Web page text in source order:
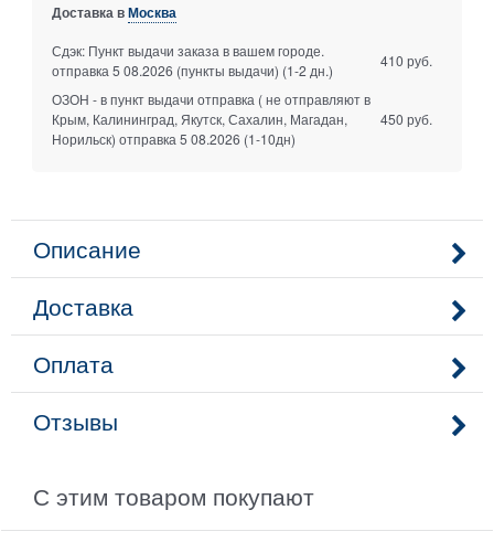
Доставка вМосква
Сдэк: Пункт выдачи заказа в вашем городе.
отправка 5 08.2026 (пункты выдачи) (1-2 дн.)
410 руб.
ОЗОН - в пункт выдачи отправка ( не отправляют в
Крым, Калининград, Якутск, Сахалин, Магадан,
Норильск) отправка 5 08.2026 (1-10дн)
450 руб.
Описание
Доставка
Оплата
Отзывы
С этим товаром покупают